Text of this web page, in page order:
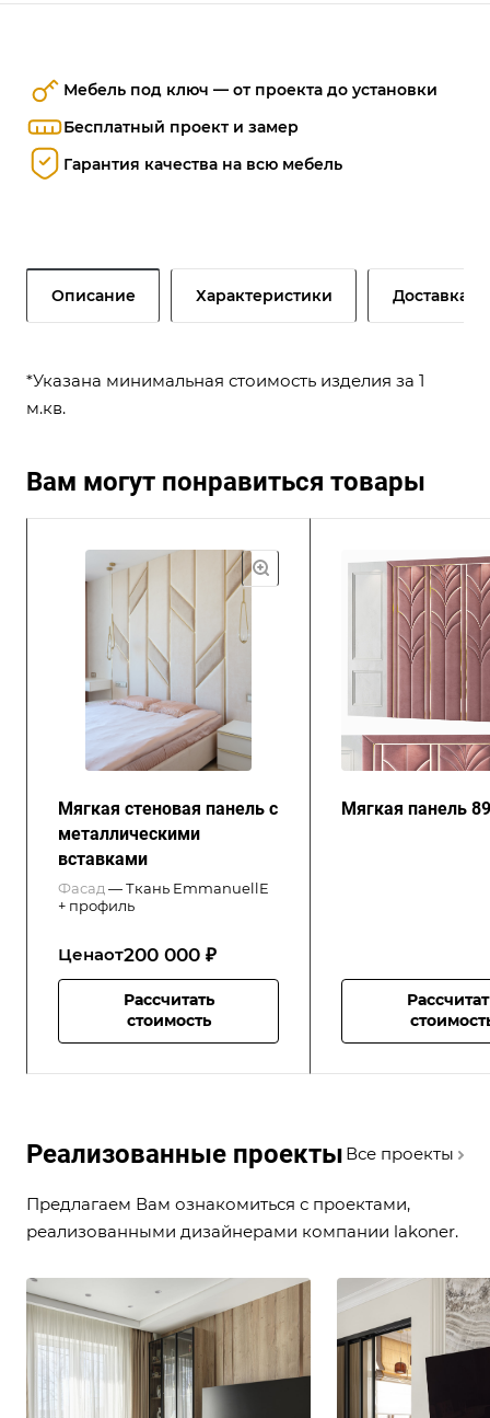
Мебель под ключ — от проекта до установки
Бесплатный проект и замер
Гарантия качества на всю мебель
Описание Характеристики Доставка и
*Указана минимальная стоимость изделия за 1
м.кв.
Вам могут понравиться товары
Мягкая стеновая панель с
металлическими
вставками
Фасад —Ткань EmmanuellE
+ профиль
Ценаот200 000 ₽
Рассчитать
стоимость
Мягкая панель 89
Реализованные проекты Все проекты
Предлагаем Вам ознакомиться с проектами,
реализованными дизайнерами компании lakoner.